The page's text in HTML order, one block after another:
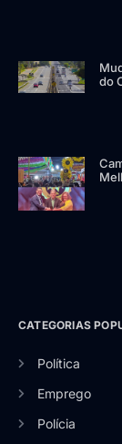
do
CATEGORIAS
Política
Emprego
Polícia